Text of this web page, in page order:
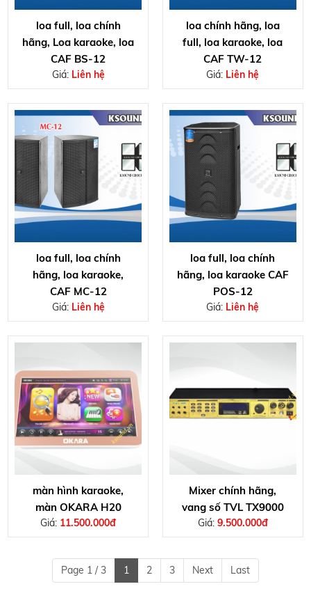
loa full, loa chính
hãng, Loa karaoke, loa
CAF BS-12
Giá: Liên hệ
loa chính hãng, loa
full, loa karaoke, loa
CAF TW-12
Giá: Liên hệ
loa full, loa chính
hãng, loa karaoke,
CAF MC-12
Giá: Liên hệ
loa full, loa chính
hãng, loa karaoke CAF
POS-12
Giá: Liên hệ
màn hình karaoke,
màn OKARA H20
Giá: 11.500.000đ
Mixer chính hãng,
vang số TVL TX9000
Giá: 9.500.000đ
Page 1 / 3 1 2 3 Next Last